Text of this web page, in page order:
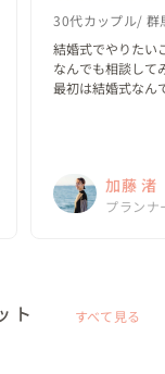
30代カップル 群
結婚式でやりたい
なんでも相談して
最初は結婚式な
加藤 渚
プランナ
ト すべて見る